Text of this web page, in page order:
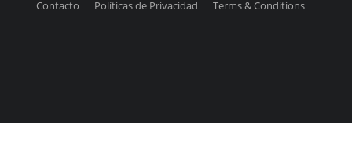
Contacto Políticas de Privacidad Terms & Conditions